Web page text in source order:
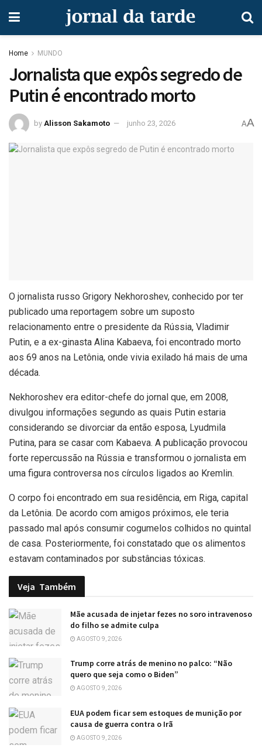
Home MUNDO
Jornalista que expôs segredo de
Putin é encontrado morto
by Alisson Sakamoto junho 23, 2026 AA
O jornalista russo Grigory Nekhoroshev, conhecido por ter
publicado uma reportagem sobre um suposto
relacionamento entre o presidente da Rússia, Vladimir
Putin, e a ex-ginasta Alina Kabaeva, foi encontrado morto
aos 69 anos na Letônia, onde vivia exilado há mais de uma
década.
Nekhoroshev era editor-chefe do jornal que, em 2008,
divulgou informações segundo as quais Putin estaria
considerando se divorciar da então esposa, Lyudmila
Putina, para se casar com Kabaeva. A publicação provocou
forte repercussão na Rússia e transformou o jornalista em
uma figura controversa nos círculos ligados ao Kremlin.
O corpo foi encontrado em sua residência, em Riga, capital
da Letônia. De acordo com amigos próximos, ele teria
passado mal após consumir cogumelos colhidos no quintal
de casa. Posteriormente, foi constatado que os alimentos
estavam contaminados por substâncias tóxicas.
Veja Também
Mãe acusada de injetar fezes no soro intravenoso
do filho se admite culpa
AGOSTO 9, 2026
Trump corre atrás de menino no palco: “Não
quero que seja como o Biden”
AGOSTO 9, 2026
EUA podem ficar sem estoques de munição por
causa de guerra contra o Irã
AGOSTO 9, 2026